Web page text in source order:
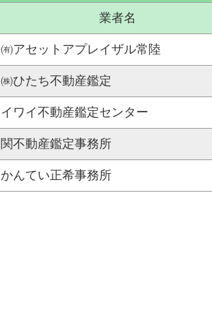
業者名
㈲アセットアプレイザル常陸
㈱ひたち不動産鑑定
イワイ不動産鑑定センター
関不動産鑑定事務所
かんてい正希事務所